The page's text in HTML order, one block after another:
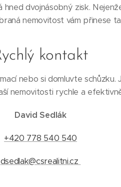
dvojnásobný zisk.
nemovitost vám přinese
kontakt
nebo si domluvte schůzku.
nemovitosti rychle a
David Sedlák
+420 778 540 540
dsedlak@csrealitni.cz